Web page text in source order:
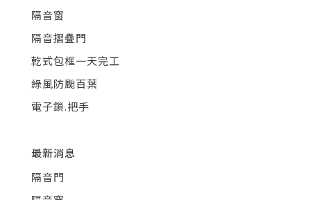
隔音窗
隔音摺疊門
乾式包框一天完工
綠風防颱百葉
電子鎖.把手
最新消息
隔音門